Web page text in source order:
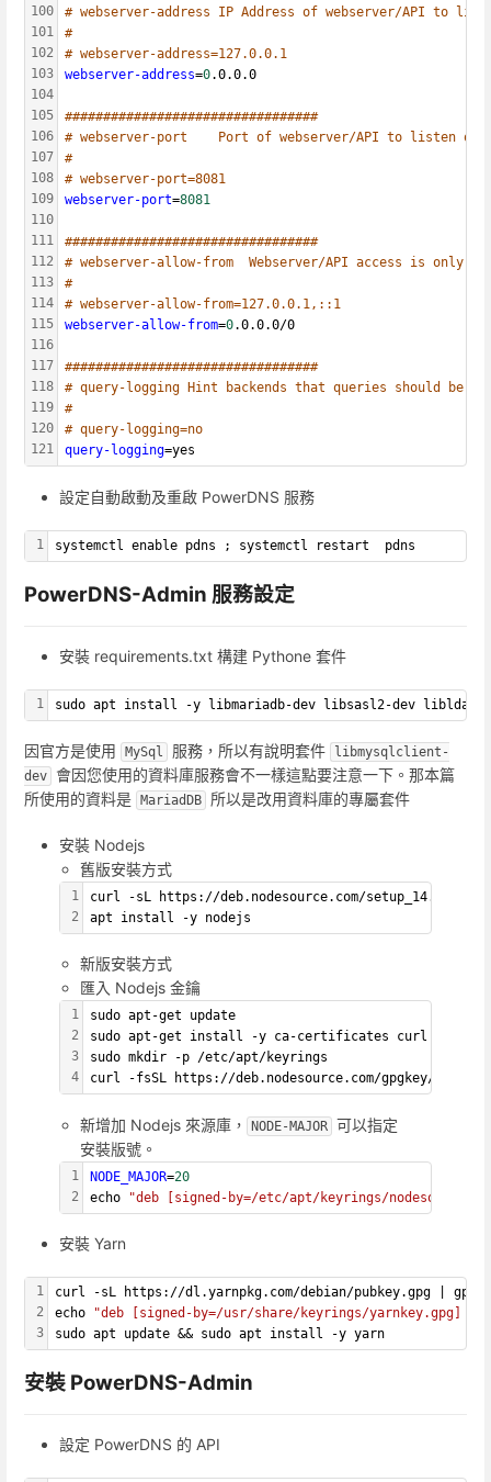
100
101
102
103
104
105
106
107
108
109
110
111
112
113
114
115
116
117
118
119
120
121
# webserver-address	IP Address of webserver/API to
#
# webserver-address=127.0.0.1
webserver-address=0.0.0.0
#################################
# webserver-port	Port of webserver/API to listen on
#
# webserver-port=8081
webserver-port=8081
#################################
# webserver-allow-from	Webserver/API access is only
#
# webserver-allow-from=127.0.0.1,::1
webserver-allow-from=0.0.0.0/0
#################################
# query-logging Hint backends that queries should be
#
# query-logging=no
query-logging=yes
設定自動啟動及重啟 PowerDNS 服務
1 systemctl enable pdns ; systemctl restart  pdns
PowerDNS-Admin 服務設定
安裝 requirements.txt 構建 Pythone 套件
1 sudo apt install -y libmariadb-dev libsasl2-dev
因官方是使用 MySql 服務，所以有說明套件
libmysqlclient-
dev
會因您使用的資料庫服務會不一樣這點要注意一下。那本篇
所使用的資料是
MariadDB 所以是改用資料庫的專屬套件
安裝 Nodejs
舊版安裝方式
1
2
curl -sL https://deb.nodesource.com/setup_14.x |
apt install -y nodejs
新版安裝方式
匯入 Nodejs 金鑰
1
2
3
4
sudo apt-get update
sudo apt-get install -y ca-certificates curl gnupg
sudo mkdir -p /etc/apt/keyrings
curl -fsSL https://deb.nodesource.com/gpgkey/
新增加 Nodejs 來源庫， NODE-MAJOR 可以指定
安裝版號。
1
2
NODE_MAJOR=20
echo
"deb [signed-by=/etc/apt/keyrings/
安裝 Yarn
1
2
3
curl -sL https://dl.yarnpkg.com/debian/pubkey.gpg |
echo
"deb [signed-by=/usr/share/keyrings/yarnkey.gpg]
sudo apt update && sudo apt install -y yarn
安裝 PowerDNS-Admin
設定 PowerDNS 的 API